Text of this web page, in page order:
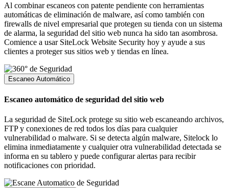
Al combinar escaneos con patente pendiente con herramientas
automáticas de eliminación de malware, así como también con
firewalls de nivel empresarial que protegen su tienda con un sistema
de alarma, la seguridad del sitio web nunca ha sido tan asombrosa.
Comience a usar SiteLock Website Security hoy y ayude a sus
clientes a proteger sus sitios web y tiendas en línea.
Escaneo Automático
Escaneo automático de seguridad del sitio web
La seguridad de SiteLock protege su sitio web escaneando archivos,
FTP y conexiones de red todos los días para cualquier
vulnerabilidad o malware. Si se detecta algún malware, Sitelock lo
elimina inmediatamente y cualquier otra vulnerabilidad detectada se
informa en su tablero y puede configurar alertas para recibir
notificaciones con prioridad.